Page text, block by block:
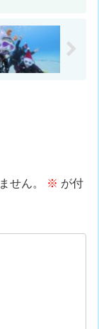
せん。 ※ が付